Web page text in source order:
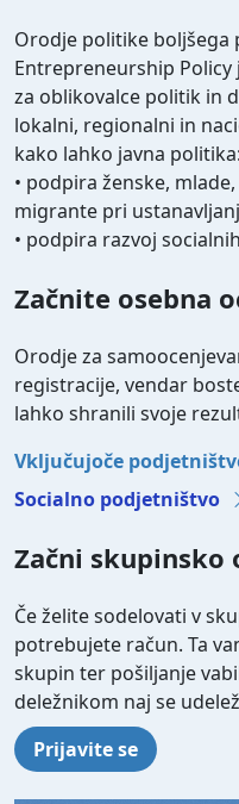
Orodje politike boljšega
Entrepreneurship
za oblikovalce politik in
lokalni, regionalni in
kako lahko javna politika:
• podpira ženske,
migrante pri
• podpira razvoj
Začnite osebna
Orodje za
registracije, vendar
lahko shranili svoje
Vključujoče
Socialno podjetništvo
Začni skupinsko
Če želite sodelovati v
potrebujete račun. Ta
skupin ter pošiljanje
deležnikom naj se
Prijavite se